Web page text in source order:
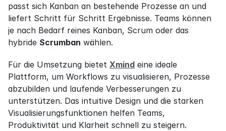
passt sich Kanban an bestehende Prozesse an und
liefert Schritt für Schritt Ergebnisse. Teams können
je nach Bedarf reines Kanban, Scrum oder das
hybride Scrumban wählen.
Für die Umsetzung bietet Xmind eine ideale
Plattform, um Workflows zu visualisieren, Prozesse
abzubilden und laufende Verbesserungen zu
unterstützen. Das intuitive Design und die starken
Visualisierungsfunktionen helfen Teams,
Produktivität und Klarheit schnell zu steigern.